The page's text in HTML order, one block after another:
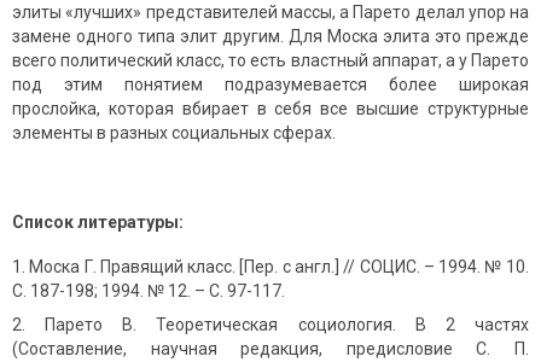
элиты «лучших» представителей массы, а Парето делал упор на
замене одного типа элит другим. Для Моска элита это прежде
всего политический класс, то есть властный аппарат, а у Парето
под этим понятием подразумевается более широкая
прослойка, которая вбирает в себя все высшие структурные
элементы в разных социальных сферах.
Список литературы:
Моска Г. Правящий класс. [Пер. с англ.] // СОЦИС. – 1994. № 10.
С. 187-198; 1994. № 12. – С. 97-117.
Парето В. Теоретическая социология. В 2 частях
(Составление, научная редакция, предисловие С. П.